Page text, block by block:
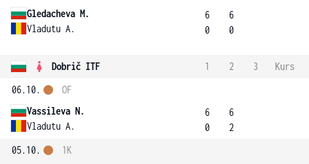
Gledacheva M.
Vladutu A.
6
0
6
0
Dobrič ITF 1 2 3
Kurs
06.10.
Vassileva N.
Vladutu A.
OF
6
0
6
2
05.10.
1K